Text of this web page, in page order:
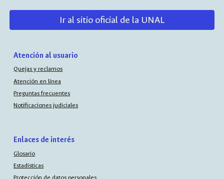
Ir al sitio oficial de la UNAL
Atención al usuario
Quejas y reclamos
Atención en línea
Preguntas frecuentes
Notificaciones judiciales
Enlaces de interés
Glosario
Estadísticas